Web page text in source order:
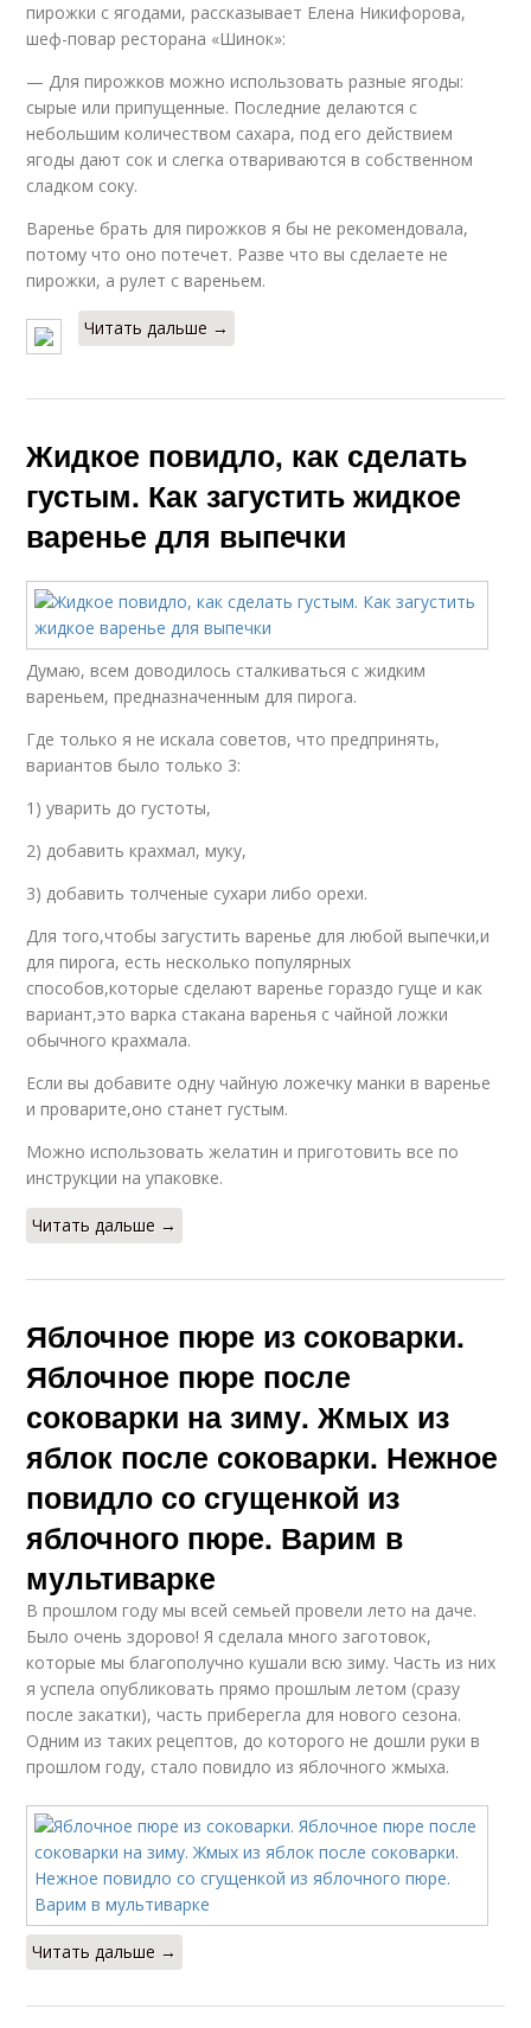
пирожки с ягодами, рассказывает Елена Никифорова,
шеф-повар ресторана «Шинок»:
— Для пирожков можно использовать разные ягоды:
сырые или припущенные. Последние делаются с
небольшим количеством сахара, под его действием
ягоды дают сок и слегка отвариваются в собственном
сладком соку.
Варенье брать для пирожков я бы не рекомендовала,
потому что оно потечет. Разве что вы сделаете не
пирожки, а рулет с вареньем.
Читать дальше →
Жидкое повидло, как сделать
густым. Как загустить жидкое
варенье для выпечки
Думаю, всем доводилось сталкиваться с жидким
вареньем, предназначенным для пирога.
Где только я не искала советов, что предпринять,
вариантов было только 3:
1) уварить до густоты,
2) добавить крахмал, муку,
3) добавить толченые сухари либо орехи.
Для того,чтобы загустить варенье для любой выпечки,и
для пирога, есть несколько популярных
способов,которые сделают варенье гораздо гуще и как
вариант,это варка стакана варенья с чайной ложки
обычного крахмала.
Если вы добавите одну чайную ложечку манки в варенье
и проварите,оно станет густым.
Можно использовать желатин и приготовить все по
инструкции на упаковке.
Читать дальше →
Яблочное пюре из соковарки.
Яблочное пюре после
соковарки на зиму. Жмых из
яблок после соковарки. Нежное
повидло со сгущенкой из
яблочного пюре. Варим в
мультиварке
В прошлом году мы всей семьей провели лето на даче.
Было очень здорово! Я сделала много заготовок,
которые мы благополучно кушали всю зиму. Часть из них
я успела опубликовать прямо прошлым летом (сразу
после закатки), часть приберегла для нового сезона.
Одним из таких рецептов, до которого не дошли руки в
прошлом году, стало повидло из яблочного жмыха.
Читать дальше →